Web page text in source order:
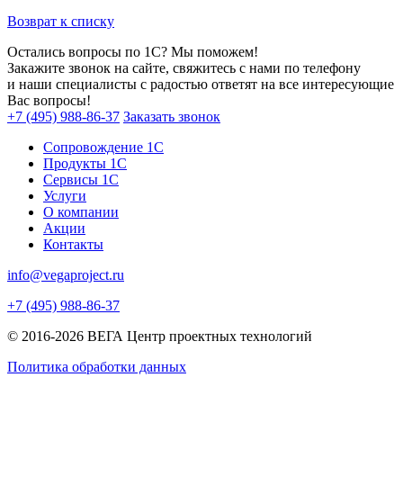
Возврат к списку
Остались вопросы по 1С? Мы поможем!
Закажите звонок на сайте, свяжитесь с нами по телефону
и наши специалисты с радостью ответят на все интересующие
Вас вопросы!
+7 (495) 988-86-37 Заказать звонок
Сопровождение 1С
Продукты 1С
Сервисы 1С
Услуги
О компании
Акции
Контакты
info@vegaproject.ru
+7 (495) 988-86-37
© 2016-2026 ВЕГА Центр проектных технологий
Политика обработки данных